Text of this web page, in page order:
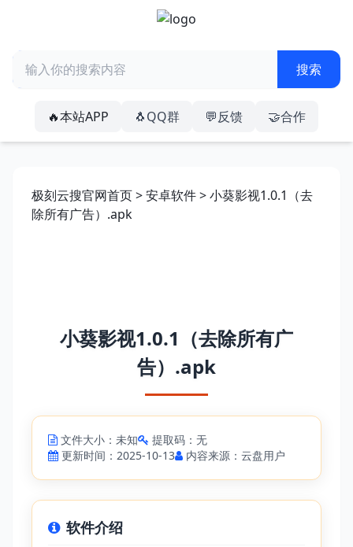
🔥本站APP 🐧QQ群 💬反馈 🤝合作
极刻云搜官网首页>安卓软件> 小葵影视1.0.1（去
除所有广告）.apk
小葵影视1.0.1（去除所有广
告）.apk
文件大小：未知
提取码：无
更新时间：2025-10-13
内容来源：云盘用户
软件介绍